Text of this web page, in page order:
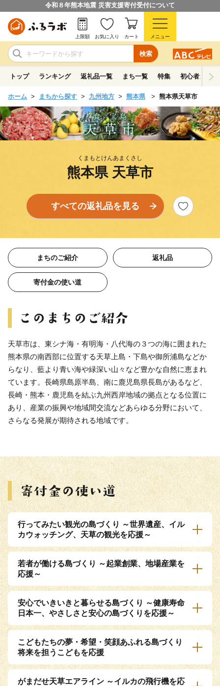
令和８年熊本地震 災害支援寄付受付について
検索
上限額 お気に入り カート メニュー
トップ ランキング 返礼品一覧 まち一覧 特集 初心者ガイド
ホーム まちから探す 九州地方 熊本県 熊本県天草市
くまもとけんあまくさし
熊本県 天草市
すべての返礼品を見る
まちのご紹介 返礼品
寄付金の使い道
天草市は、東シナ海・有明海・八代海の３つの海に囲まれた
熊本県の南西部に位置する天草上島・下島や御所浦島などか
らなり、藍より青い海や緑深い山々など豊かな自然に恵まれ
ています。長崎県島原半島、南に鹿児島県長島があるなど、
長崎・熊本・鹿児島を結ぶ九州西岸地域の拠点となる位置に
あり、産業の振興や地域間交流などあらゆる分野において、
さらなる発展が期待される地域です。
行ってみたい観光の島づくり ～世界遺産、イル
カウォッチング、天草の観光を応援～
若者が働ける島づくり ～起業創業、地場産業を
応援～
安心でいきいきと暮らせる島づくり ～健康寿命
日本一、やさしさと安心の島づくりを応援～
こどもたちの夢・希望・笑顔あふれる島づくり
将来を担うこどもを応援
がまだせ天草エアライン ～イルカの飛行機を応